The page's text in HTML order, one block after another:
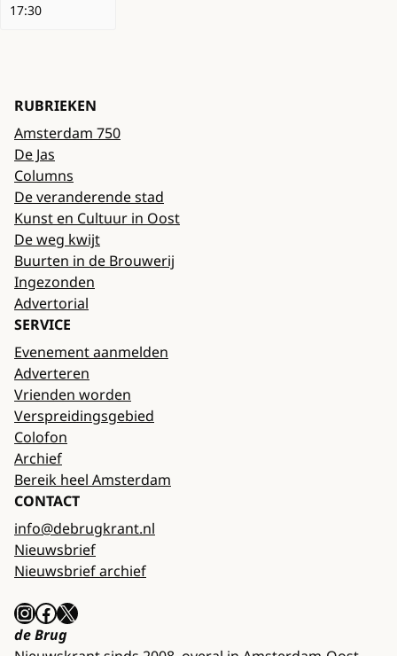
17:30
RUBRIEKEN
Amsterdam 750
De Jas
Columns
De veranderende stad
Kunst en Cultuur in Oost
De weg kwijt
Buurten in de Brouwerij
Ingezonden
Advertorial
SERVICE
Evenement aanmelden
Adverteren
Vrienden worden
Verspreidingsgebied
Colofon
Archief
Bereik heel Amsterdam
CONTACT
info@debrugkrant.nl
Nieuwsbrief
Nieuwsbrief archief
InstagramFacebook X
de Brug